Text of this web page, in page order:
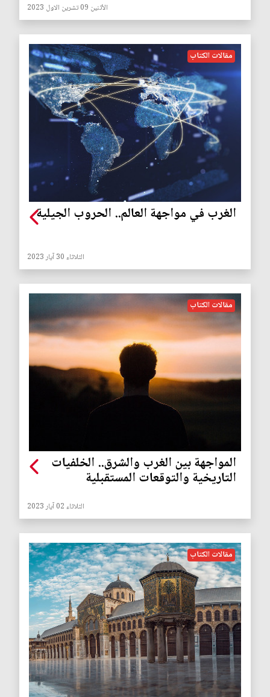
الأثنين 09 تشرين الاول 2023
مقالات الكتاب
الغرب في مواجهة العالم.. الحروب الجيلية
الثلاثاء 30 آيار 2023
مقالات الكتاب
المواجهة بين الغرب والشرق.. الخلفيات
التاريخية والتوقعات المستقبلية
الثلاثاء 02 آيار 2023
مقالات الكتاب